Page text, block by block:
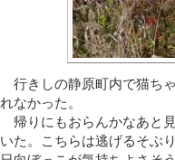
行きしの静原町内で猫ち
れなかった。
帰りにもおらんかなあと
いた。こちらは逃げるそぶ